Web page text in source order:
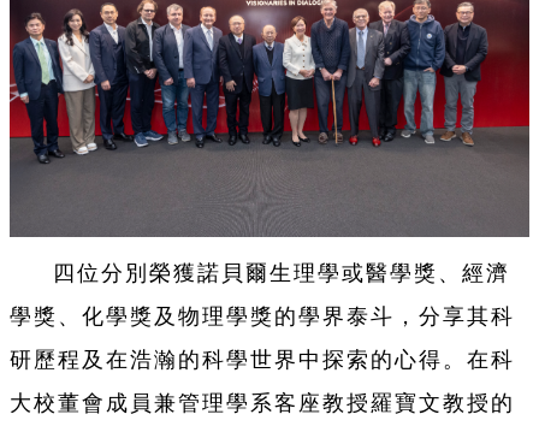
四位分別榮獲諾貝爾生理學或醫學獎、經濟
學獎、化學獎及物理學獎的學界泰斗，分享其科
研歷程及在浩瀚的科學世界中探索的心得。在科
大校董會成員兼管理學系客座教授羅寶文教授的